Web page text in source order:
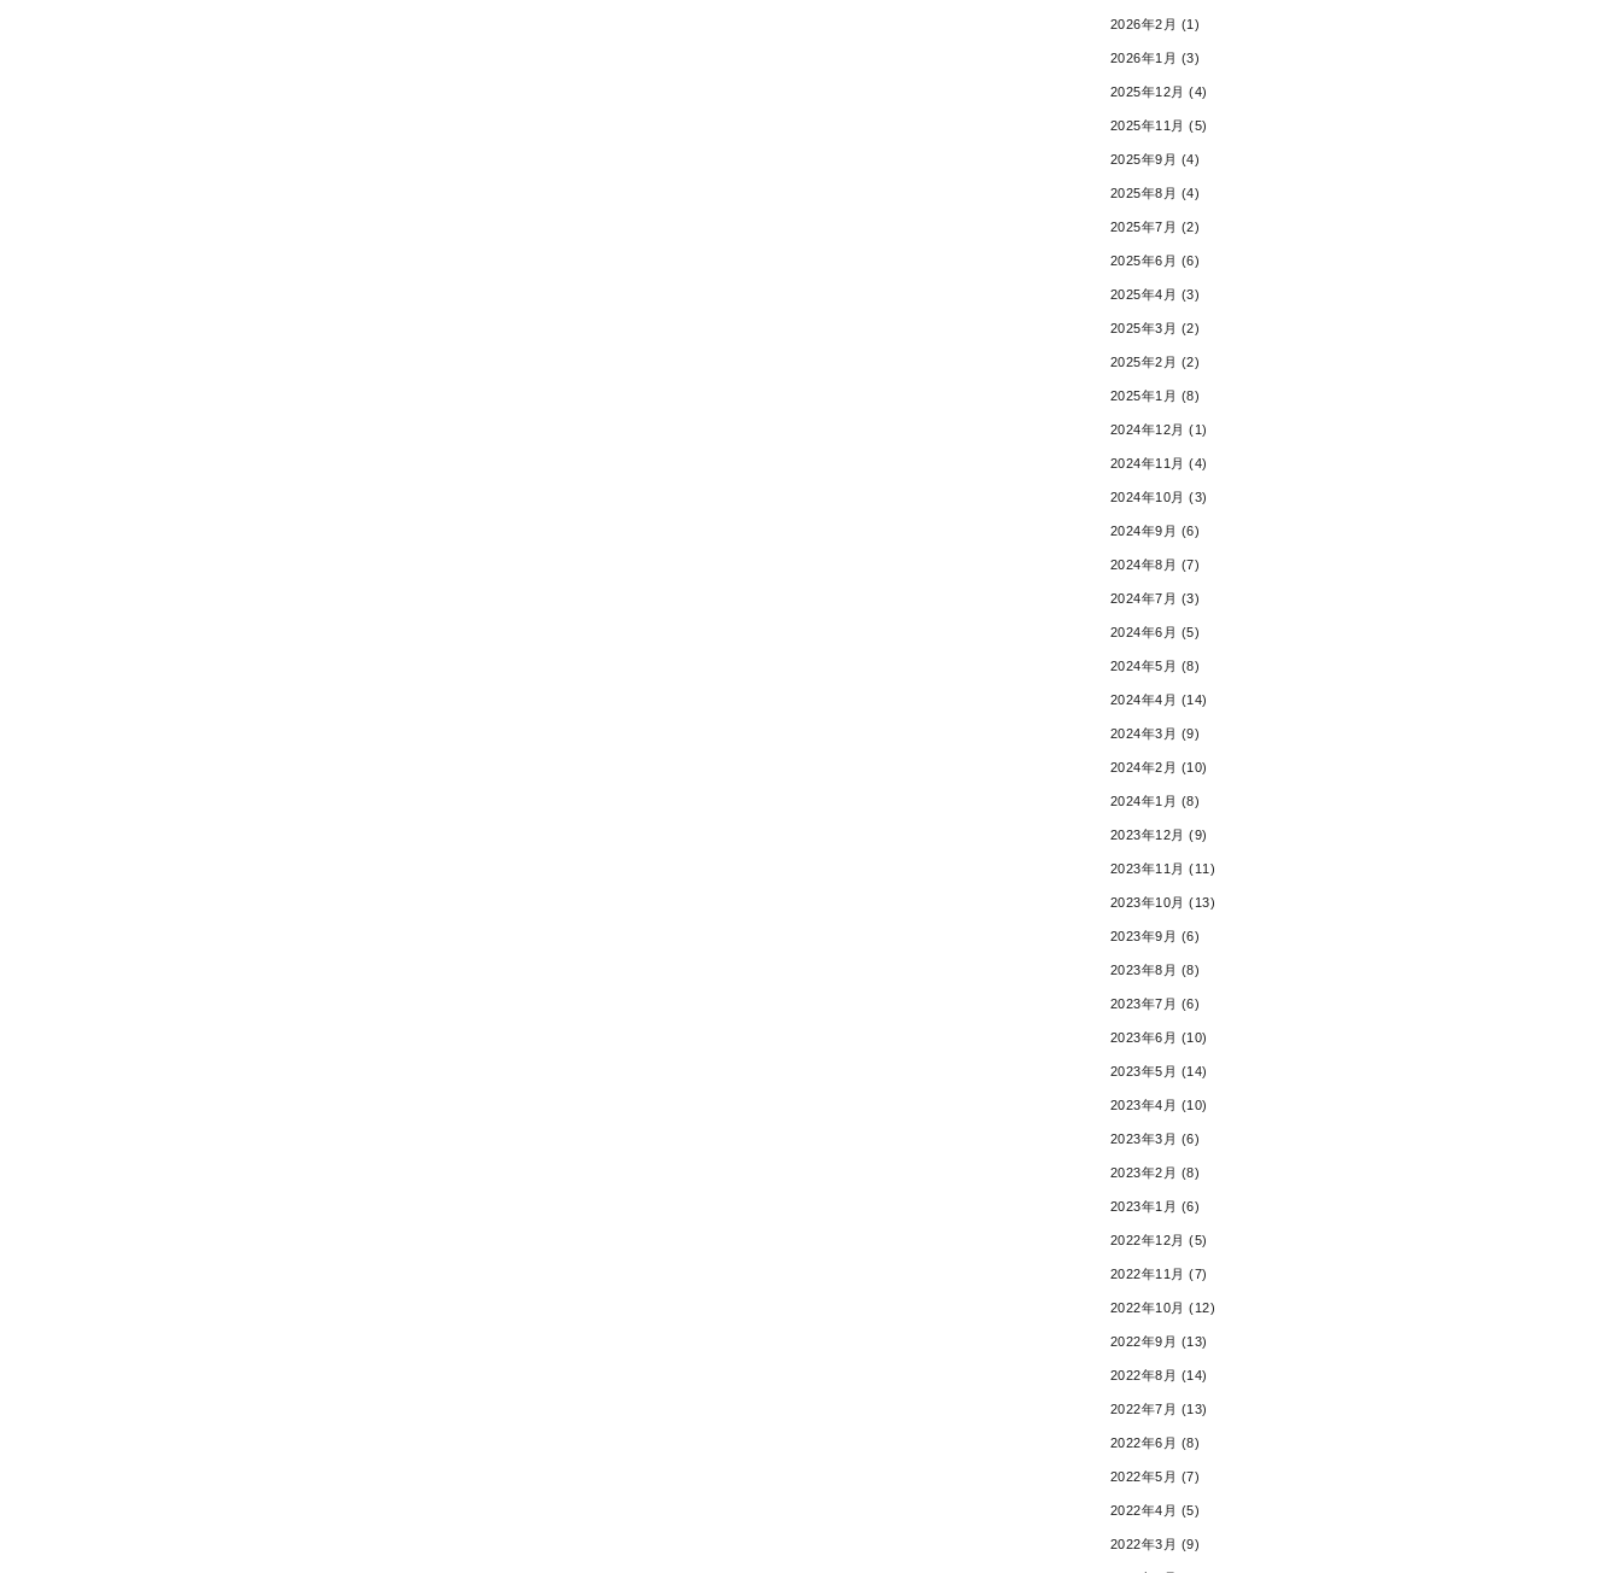
2026年2月 (1)
2026年1月 (3)
2025年12月 (4)
2025年11月 (5)
2025年9月 (4)
2025年8月 (4)
2025年7月 (2)
2025年6月 (6)
2025年4月 (3)
2025年3月 (2)
2025年2月 (2)
2025年1月 (8)
2024年12月 (1)
2024年11月 (4)
2024年10月 (3)
2024年9月 (6)
2024年8月 (7)
2024年7月 (3)
2024年6月 (5)
2024年5月 (8)
2024年4月 (14)
2024年3月 (9)
2024年2月 (10)
2024年1月 (8)
2023年12月 (9)
2023年11月 (11)
2023年10月 (13)
2023年9月 (6)
2023年8月 (8)
2023年7月 (6)
2023年6月 (10)
2023年5月 (14)
2023年4月 (10)
2023年3月 (6)
2023年2月 (8)
2023年1月 (6)
2022年12月 (5)
2022年11月 (7)
2022年10月 (12)
2022年9月 (13)
2022年8月 (14)
2022年7月 (13)
2022年6月 (8)
2022年5月 (7)
2022年4月 (5)
2022年3月 (9)